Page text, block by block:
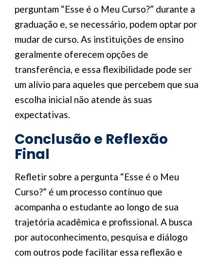
perguntam “Esse é o Meu Curso?” durante a
graduação e, se necessário, podem optar por
mudar de curso. As instituições de ensino
geralmente oferecem opções de
transferência, e essa flexibilidade pode ser
um alívio para aqueles que percebem que sua
escolha inicial não atende às suas
expectativas.
Conclusão e Reflexão
Final
Refletir sobre a pergunta “Esse é o Meu
Curso?” é um processo contínuo que
acompanha o estudante ao longo de sua
trajetória acadêmica e profissional. A busca
por autoconhecimento, pesquisa e diálogo
com outros pode facilitar essa reflexão e